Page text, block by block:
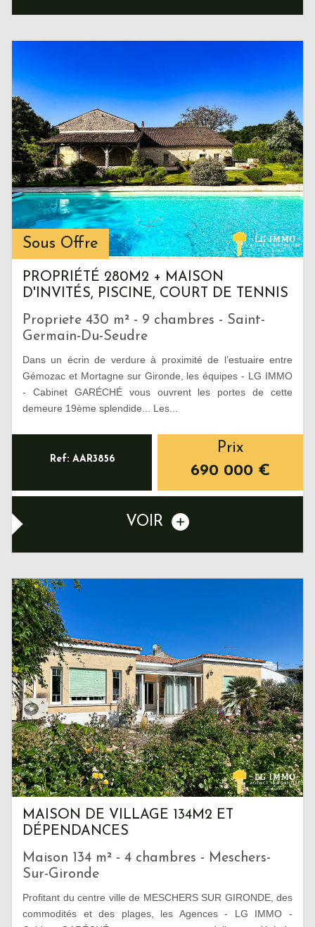
Sous Offre
PROPRIÉTÉ 280M2 + MAISON
D'INVITÉS, PISCINE, COURT DE TENNIS
Propriete 430 m² - 9 chambres - Saint-
Germain-Du-Seudre
Dans un écrin de verdure à proximité de l’estuaire entre
Gémozac et Mortagne sur Gironde, les équipes - LG IMMO
- Cabinet GARÉCHÉ vous ouvrent les portes de cette
demeure 19ème splendide... Les...
Ref: AAR3856
Prix
690 000 €
VOIR
MAISON DE VILLAGE 134M2 ET
DÉPENDANCES
Maison 134 m² - 4 chambres - Meschers-
Sur-Gironde
Profitant du centre ville de MESCHERS SUR GIRONDE, des
commodités et des plages, les Agences - LG IMMO -